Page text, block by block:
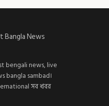
bengali news, live
bangla sambad।
সব খবর